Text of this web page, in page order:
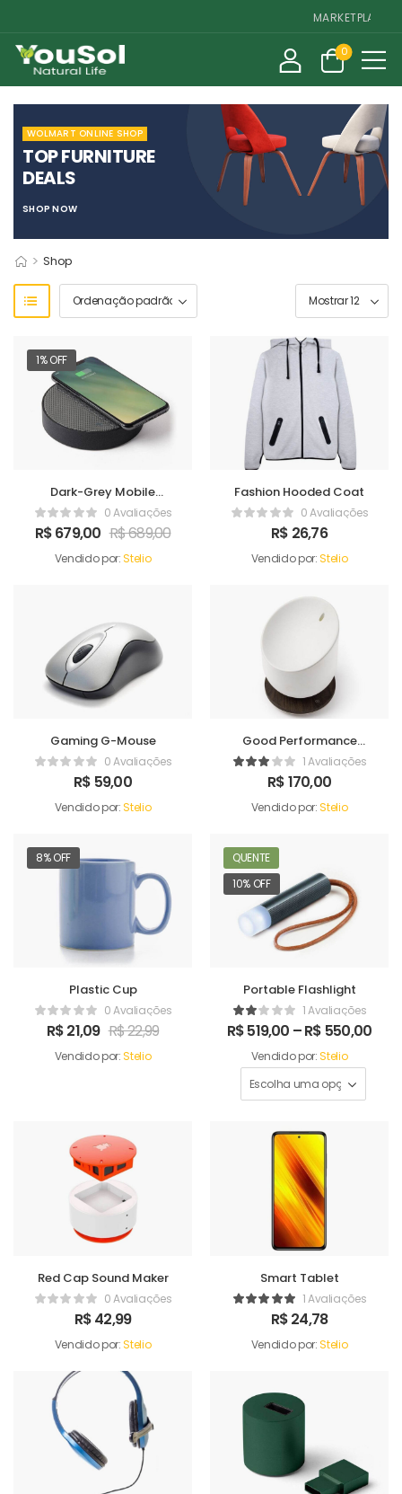
MARKETPLACE DE
0
WOLMART ONLINE SHOP
TOP FURNITURE
DEALS
SHOP NOW
> Shop
1% OFF
Dark-Grey Mobile
Charger0 Avaliações
R$679,00 R$689,00
Vendido por:Stelio
Fashion Hooded Coat
0 Avaliações
R$ 26,76
Vendido por:Stelio
Gaming G-Mouse
0 Avaliações
R$ 59,00
Vendido por:Stelio
Good Performance
Humidifer1 Avaliações
R$170,00
Vendido por:Stelio
8% OFF
Plastic Cup
0 Avaliações
R$21,09 R$22,99
Vendido por:Stelio
QUENTE
10% OFF
Portable Flashlight
1 Avaliações
R$519,00 –R$ 550,00
Vendido por:Stelio
Red Cap Sound Maker
0 Avaliações
R$42,99
Vendido por:Stelio
Smart Tablet
1 Avaliações
R$24,78
Vendido por:Stelio